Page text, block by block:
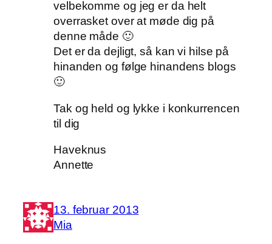
velbekomme og jeg er da helt
overrasket over at møde dig på
denne måde 🙂
Det er da dejligt, så kan vi hilse på
hinanden og følge hinandens blogs
🙂
Tak og held og lykke i konkurrencen
til dig
Haveknus
Annette
13. februar 2013
Mia